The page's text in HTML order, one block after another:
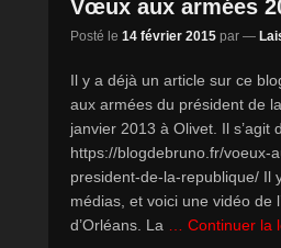
Vœux aux armées
Posté le 14 février 2015 par —
Il y a déjà un article sur ce
aux armées du président de
janvier 2013 à Olivet. Il s’agit
https://blogdebruno.fr/voeux-
president-de-la-republique/ Il
médias, et voici une vidéo de
d’Orléans. La
… Continuer la